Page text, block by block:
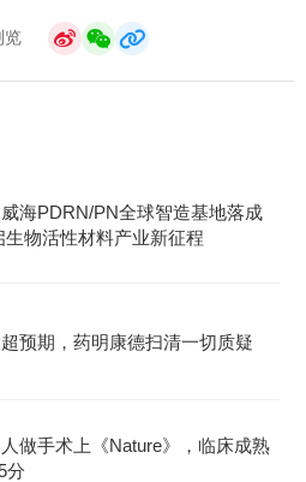
览
海PDRN/PN全球智造基地落成
生物活性材料产业新征程
预期，药明康德扫清一切质疑
做手术上《Nature》，临床成熟
分